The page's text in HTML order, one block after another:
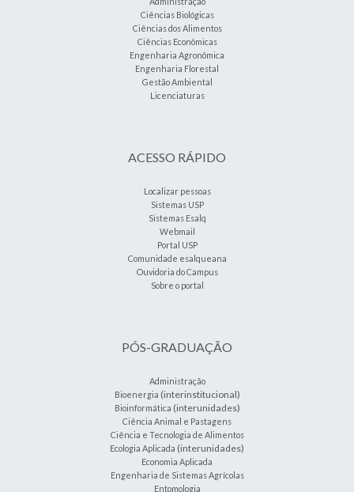
Ciências Biológicas
Ciências dos Alimentos
Ciências Econômicas
Engenharia Agronômica
Engenharia Florestal
Gestão Ambiental
Licenciaturas
ACESSO RÁPIDO
Localizar pessoas
Sistemas USP
Sistemas Esalq
Webmail
Portal USP
Comunidade esalqueana
Ouvidoria do Campus
Sobre o portal
PÓS-GRADUAÇÃO
Administração
Bioenergia (interinstitucional)
Bioinformática (interunidades)
Ciência Animal e Pastagens
Ciência e Tecnologia de Alimentos
Ecologia Aplicada (interunidades)
Economia Aplicada
Engenharia de Sistemas Agrícolas
Entomologia